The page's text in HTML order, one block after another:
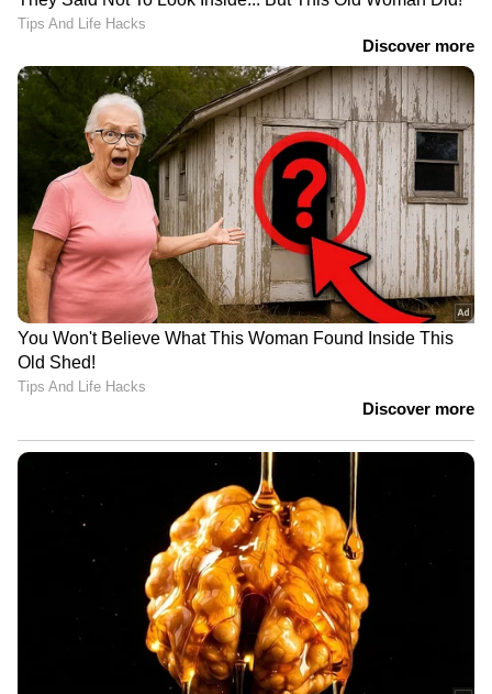
മത്സ്യത്തൊഴിലാളികളും തീരദേശവാസികളും
ജാഗ്രത പാലിയ്ക്കുക.
1. കടൽക്ഷോഭം രൂക്ഷമാകാൻ
സാധ്യതയുള്ളതിനാൽ അപകട മേഖലകളിൽ
നിന്ന് അധികൃതരുടെ നിർദേശാനുസരണം മാറി
താമസിക്കണം.
2. മൽസ്യബന്ധന യാനങ്ങൾ (ബോട്ട്, വള്ളം,
മുതലായവ) ഹാർബറിൽ സുരക്ഷിതമായി
കെട്ടിയിട്ട് സൂക്ഷിക്കുക. വള്ളങ്ങൾ തമ്മിൽ
സുരക്ഷിത അകലം പാലിക്കുന്നത്
കൂട്ടിയിടിച്ചുള്ള അപകട സാധ്യത ഒഴിവാക്കാം.
മൽസ്യബന്ധന ഉപകരണങ്ങളുടെ സുരക്ഷ
ഇറങ്ങിയുള്ള വിനോദങ്ങളും പൂർണമായും
ഒഴിവാക്കുക.